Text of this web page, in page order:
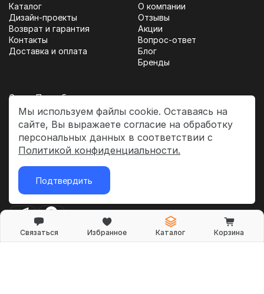
Мы используем файлы cookie. Оставаясь на
сайте, Вы выражаете согласие на обработку
персональных данных в соответствии с
Политикой конфиденциальности.
Подтвердить
Связаться Избранное Каталог Корзина
Каталог
Дизайн-проекты
Возврат и гарантия
Контакты
Доставка и оплата
О компании
Отзывы
Акции
Вопрос-ответ
Блог
Бренды
Санкт-Петербург,
пр-кт Народного Ополчения 22,
секция 202
Пн-Пт 11:00-19:00
Свяжитесь с нами